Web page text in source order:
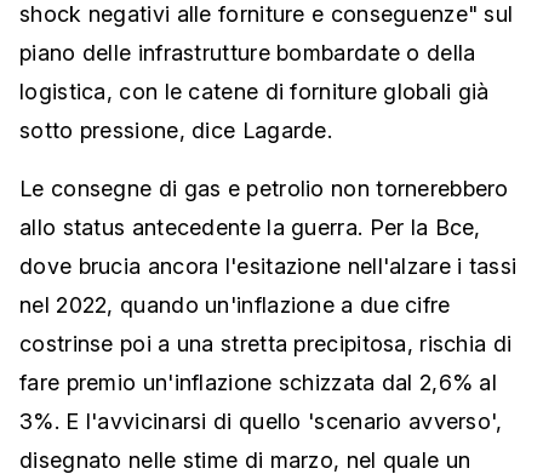
shock negativi alle forniture e conseguenze" sul
piano delle infrastrutture bombardate o della
logistica, con le catene di forniture globali già
sotto pressione, dice Lagarde.
Le consegne di gas e petrolio non tornerebbero
allo status antecedente la guerra. Per la Bce,
dove brucia ancora l'esitazione nell'alzare i tassi
nel 2022, quando un'inflazione a due cifre
costrinse poi a una stretta precipitosa, rischia di
fare premio un'inflazione schizzata dal 2,6% al
3%. E l'avvicinarsi di quello 'scenario avverso',
disegnato nelle stime di marzo, nel quale un